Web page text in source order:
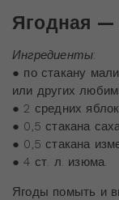
Ягодная —
Ингредиенты:
● по стакану
или других
● 2 средних
● 0,5 стакана
● 0,5 стакана
● 4 ст. л. изюма.
Ягоды помыть и